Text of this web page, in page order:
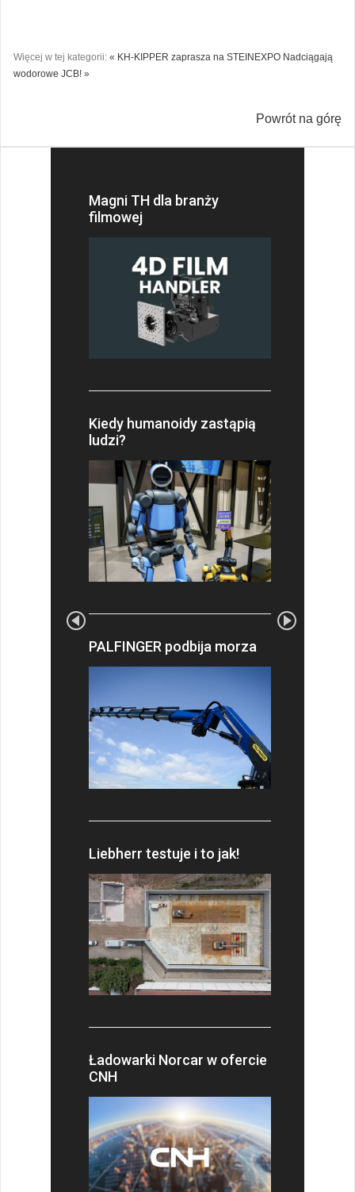
Więcej w tej kategorii: « KH-KIPPER zaprasza na STEINEXPO Nadciągają
wodorowe JCB! »
Powrót na górę
Magni TH dla branży
filmowej
Kiedy humanoidy zastąpią
ludzi?
PALFINGER podbija morza
Liebherr testuje i to jak!
Ładowarki Norcar w ofercie
CNH